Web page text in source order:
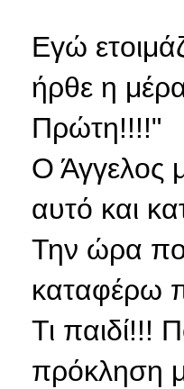
Εγώ
ήρθε η
Πρώτη!!!!"
Ο Άγγελος
αυτό και
Την ώρα
καταφέρω
Τι παιδί!!!
πρόκληση